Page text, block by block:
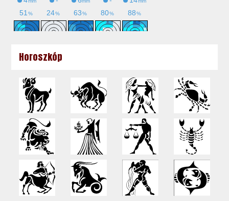
Horoszkóp